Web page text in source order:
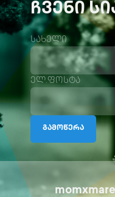
ᲩᲕᲔᲜᲘ
სახელი
ელ.ფოსტა
გამოწერა